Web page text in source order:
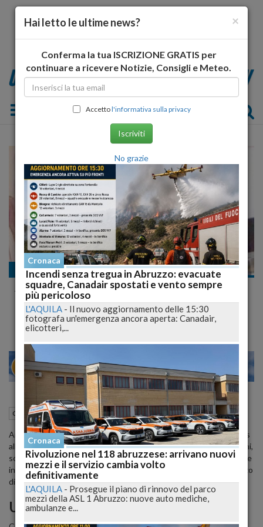
Toggle navigation
Cronaca
Addio a Armando Cantelmi: il Partigiano di
Celano Morto a Caracas a 94 Anni
MILANO 22
Cronaca Celano (AQ) 03 Luglio 2024 10:54
Armando Cantelmi, storico partigiano di Celano, è morto a Caracas
all'età di 94 anni. Fratello dell’onorevole Giancarlo (Gianni) Cantelmi,
scomparso l’anno scorso, Armando emigrò in Venezuela da giovane
in cerca di una vita migliore. Nato da Felice e Giuseppina, era il terzo
di quattro figli: Vittorio, Giancarlo e Wilma.
Una Vita di Lotta e Resistenza
×
Hai letto le ultime news?
Conferma la tua ISCRIZIONE GRATIS per
continuare a ricevere Notizie, Consigli e Meteo.
Accettol'informativa sulla privacy
Iscriviti
No grazie
Cronaca
Incendi senza tregua in Abruzzo: evacuate
squadre, Canadair spostati e vento sempre
più pericoloso
L'AQUILA - Il nuovo aggiornamento delle 15:30
fotografa un'emergenza ancora aperta: Canadair,
elicotteri,...
Cronaca
Rivoluzione nel 118 abruzzese: arrivano nuovi
mezzi e il servizio cambia volto
definitivamente
L'AQUILA - Prosegue il piano di rinnovo del parco
mezzi della ASL 1 Abruzzo: nuove auto mediche,
ambulanze e...